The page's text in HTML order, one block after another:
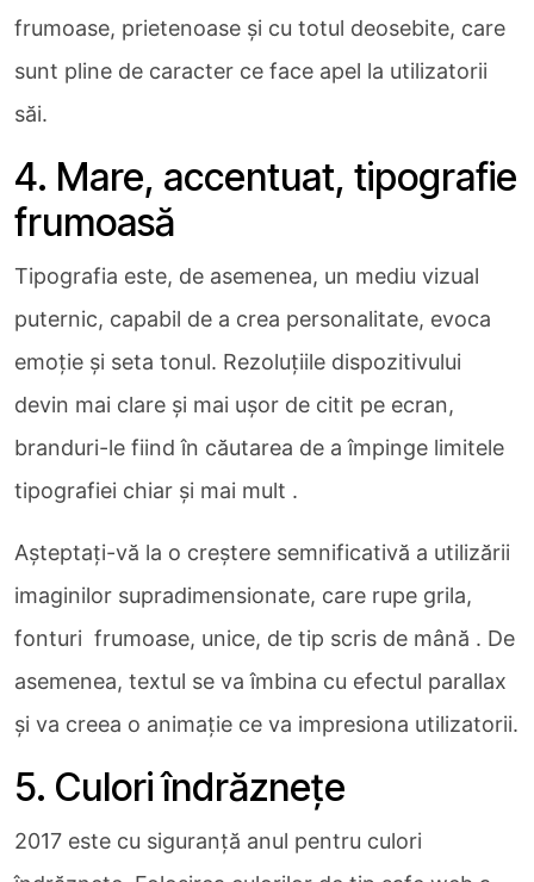
frumoase, prietenoase și cu totul deosebite, care
sunt pline de caracter ce face apel la utilizatorii
săi.
4. Mare, accentuat, tipografie
frumoasă
Tipografia este, de asemenea, un mediu vizual
puternic, capabil de a crea personalitate, evoca
emoție și seta tonul. Rezoluțiile dispozitivului
devin mai clare și mai ușor de citit pe ecran,
branduri-le fiind în căutarea de a împinge limitele
tipografiei chiar și mai mult .
Așteptați-vă la o creștere semnificativă a utilizării
imaginilor supradimensionate, care rupe grila,
fonturi frumoase, unice, de tip scris de mână . De
asemenea, textul se va îmbina cu efectul parallax
și va creea o animație ce va impresiona utilizatorii.
5. Culori îndrăznețe
2017 este cu siguranță anul pentru culori